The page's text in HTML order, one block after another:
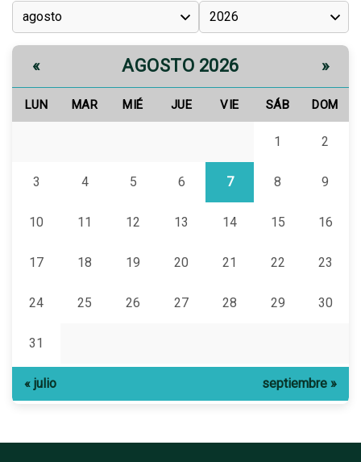
« AGOSTO 2026 »
LUN MAR MIÉ JUE VIE SÁB DOM
1 2
3 4 5 6 7 8 9
10 11 12 13 14 15 16
17 18 19 20 21 22 23
24 25 26 27 28 29 30
31
« julio septiembre »